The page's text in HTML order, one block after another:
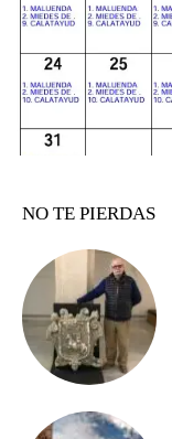
NO TE PIERDAS